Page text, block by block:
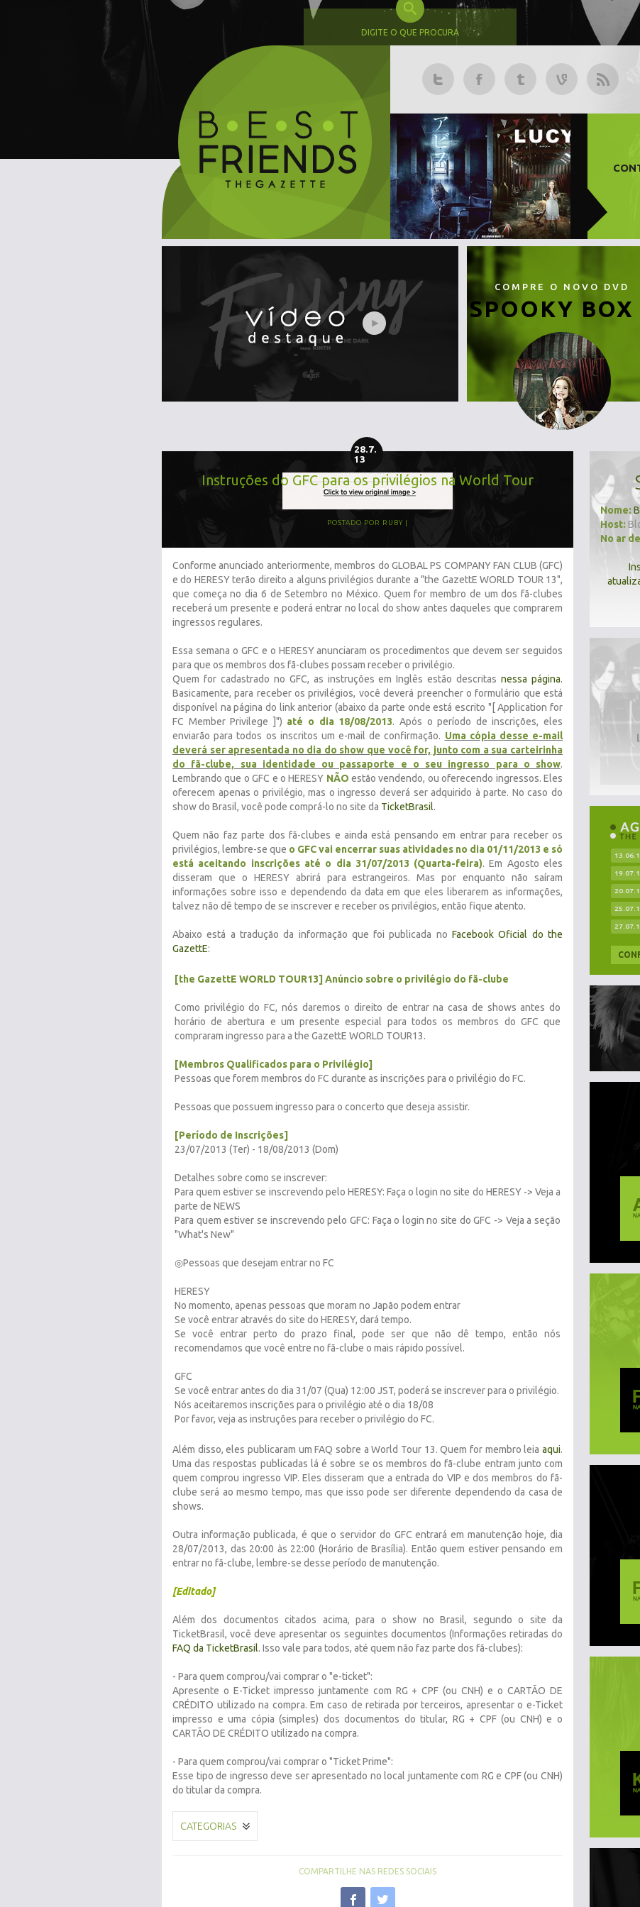
DIGITE O QUE PROCURA
COMPRE O NOVO DVD
SPOOKY BOX
28.7.
13
Instruções do GFC para os privilégios na World Tour
POSTADO POR RUBY
Conforme anunciado anteriormente, membros do GLOBAL PS COMPANY FAN CLUB (GFC)
e do HERESY terão direito a alguns privilégios durante a "the GazettE WORLD TOUR 13",
que começa no dia 6 de Setembro no México. Quem for membro de um dos fã-clubes
receberá um presente e poderá entrar no local do show antes daqueles que comprarem
ingressos regulares.
Essa semana o GFC e o HERESY anunciaram os procedimentos que devem ser seguidos
para que os membros dos fã-clubes possam receber o privilégio.
Quem for cadastrado no GFC, as instruções em Inglês estão descritasnessa página.
Basicamente, para receber os privilégios, você deverá preencher o formulário que está
disponível na página do link anterior (abaixo da parte onde está escrito "[ Application for
FC Member Privilege ]") até o dia 18/08/2013. Após o período de inscrições, eles
enviarão para todos os inscritos um e-mail de confirmação. Uma cópia desse e-mail
deverá ser apresentada no dia do show que você for, junto com a sua carteirinha
do fã-clube, sua identidade ou passaporte e o seu ingresso para o show.
Lembrando que o GFC e o HERESY NÃO estão vendendo, ou oferecendo ingressos. Eles
oferecem apenas o privilégio, mas o ingresso deverá ser adquirido à parte. No caso do
show do Brasil, você pode comprá-lo no site da TicketBrasil.
Quem não faz parte dos fã-clubes e ainda está pensando em entrar para receber os
privilégios, lembre-se que o GFC vai encerrar suas atividades no dia 01/11/2013 e só
está aceitando inscrições até o dia 31/07/2013 (Quarta-feira). Em Agosto eles
disseram que o HERESY abrirá para estrangeiros. Mas por enquanto não saíram
informações sobre isso e dependendo da data em que eles liberarem as informações,
talvez não dê tempo de se inscrever e receber os privilégios, então fique atento.
Abaixo está a tradução da informação que foi publicada noFacebook Oficial do the
GazettE:
[the GazettE WORLD TOUR13] Anúncio sobre o privilégio do fã-clube
Como privilégio do FC, nós daremos o direito de entrar na casa de shows antes do
horário de abertura e um presente especial para todos os membros do GFC que
compraram ingresso para a the GazettE WORLD TOUR13.
[Membros Qualificados para o Privilégio]
Pessoas que forem membros do FC durante as inscrições para o privilégio do FC.
Pessoas que possuem ingresso para o concerto que deseja assistir.
[Período de Inscrições]
23/07/2013 (Ter) - 18/08/2013 (Dom)
Detalhes sobre como se inscrever:
Para quem estiver se inscrevendo pelo HERESY: Faça o login no site do HERESY -> Veja a
parte de NEWS
Para quem estiver se inscrevendo pelo GFC: Faça o login no site do GFC -> Veja a seção
"What's New"
◎Pessoas que desejam entrar no FC
HERESY
No momento, apenas pessoas que moram no Japão podem entrar
Se você entrar através do site do HERESY, dará tempo.
Se você entrar perto do prazo final, pode ser que não dê tempo, então nós
recomendamos que você entre no fã-clube o mais rápido possível.
GFC
Se você entrar antes do dia 31/07 (Qua) 12:00 JST, poderá se inscrever para o privilégio.
Nós aceitaremos inscrições para o privilégio até o dia 18/08
Por favor, veja as instruções para receber o privilégio do FC.
Além disso, eles publicaram um FAQ sobre a World Tour 13. Quem for membro leia aqui.
Uma das respostas publicadas lá é sobre se os membros do fã-clube entram junto com
quem comprou ingresso VIP. Eles disseram que a entrada do VIP e dos membros do fã-
clube será ao mesmo tempo, mas que isso pode ser diferente dependendo da casa de
shows.
Outra informação publicada, é que o servidor do GFC entrará em manutenção hoje, dia
28/07/2013, das 20:00 às 22:00 (Horário de Brasília). Então quem estiver pensando em
entrar no fã-clube, lembre-se desse período de manutenção.
[Editado]
Além dos documentos citados acima, para o show no Brasil, segundo o site da
TicketBrasil, você deve apresentar os seguintes documentos (Informações retiradas do
FAQ da TicketBrasil. Isso vale para todos, até quem não faz parte dos fã-clubes):
- Para quem comprou/vai comprar o "e-ticket":
Apresente o E-Ticket impresso juntamente com RG + CPF (ou CNH) e o CARTÃO DE
CRÉDITO utilizado na compra.Em caso de retirada por terceiros, apresentar o e-Ticket
impresso e uma cópia (simples) dos documentos do titular, RG + CPF (ou CNH) e o
CARTÃO DE CRÉDITO utilizado na compra.
- Para quem comprou/vai comprar o "Ticket Prime":
Esse tipo de ingresso deve ser apresentado no local juntamente com RG e CPF (ou CNH)
do titular da compra.
CATEGORIAS
COMPARTILHE NAS REDES SOCIAIS
Nome:
Host:
No ar